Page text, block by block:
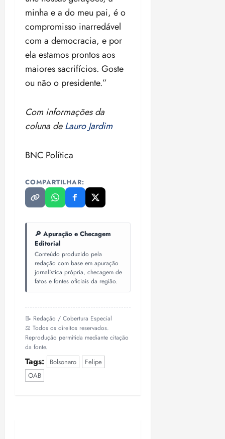
minha e a do meu pai, é o
compromisso inarredável
com a democracia, e por
ela estamos prontos aos
maiores sacrifícios. Goste
ou não o presidente.”
Com informações da
coluna deLauro Jardim
BNC Política
COMPARTILHAR:
🔎 Apuração e Checagem
Editorial
Conteúdo produzido pela
redação com base em apuração
jornalística própria, checagem de
fatos e fontes oficiais da região.
📝 Redação / Cobertura Especial
⚖️ Todos os direitos reservados.
Reprodução permitida mediante citação
da fonte.
Tags: Bolsonaro
Felipe
OAB